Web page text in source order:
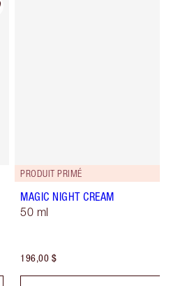
PRODUIT PRIMÉ
MAGIC NIGHT CREAM
50 ml
196,00 $